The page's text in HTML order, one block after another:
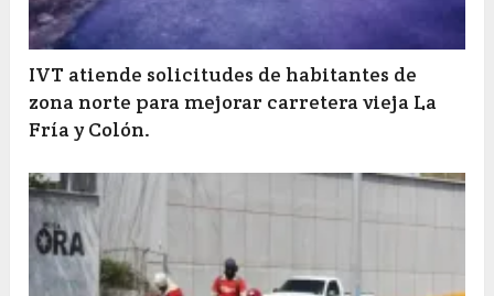
IVT atiende solicitudes de habitantes de
zona norte para mejorar carretera vieja La
Fría y Colón.